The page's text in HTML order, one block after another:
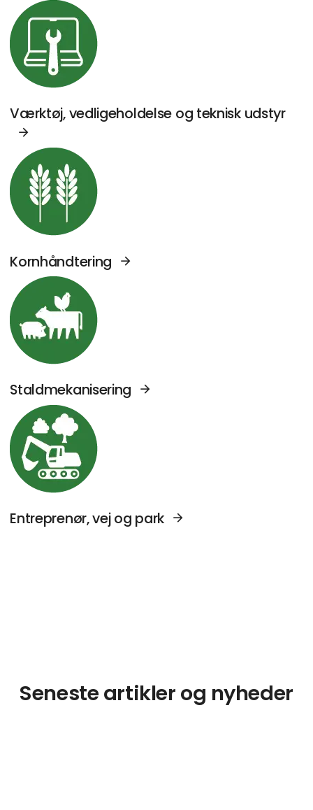
Værktøj, vedligeholdelse og teknisk udstyr
Kornhåndtering
Staldmekanisering
Entreprenør, vej og park
Seneste artikler og nyheder